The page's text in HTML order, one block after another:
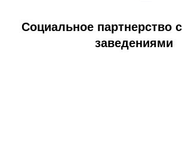
Социальное партнерство
заведениями